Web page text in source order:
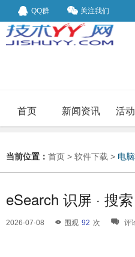
QQ群 关注我们
首页 新闻资讯 活
当前位置： 首页 > 软件下载 > 电
eSearch 识屏 · 搜
2026-07-08 围观 92 次 评